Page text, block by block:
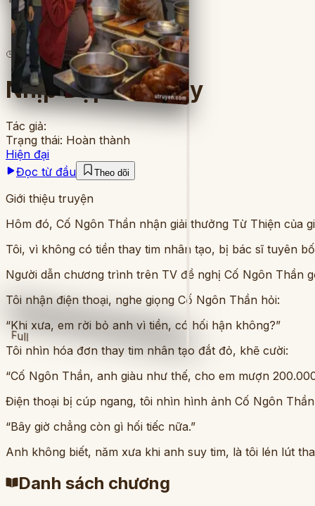
Full
lượt đọc 4chương
Nhịp Đập Thứ Bảy
Tác giả:
Trạng thái: Hoàn thành
Hiện đại
Đọc từ đầu
Theo dõi
Giới thiệu truyện
Hôm đó, Cố Ngôn Thần nhận giải thưởng Từ Thiện của
Tôi, vì không có tiền thay tim nhân tạo, bị bác sĩ tuyên
Người dẫn chương trình trên TV đề nghị Cố Ngôn Thần
Tôi nhận điện thoại, nghe giọng Cố Ngôn Thần hỏi:
“Khi xưa, em rời bỏ anh vì tiền, có hối hận không?”
Tôi nhìn hóa đơn thay tim nhân tạo đắt đỏ, khẽ cười:
“Cố Ngôn Thần, anh giàu như thế, cho em mượn
Điện thoại bị cúp ngang, tôi nhìn hình ảnh Cố Ngôn
“Bây giờ chẳng còn gì hối tiếc nữa.”
Anh không biết, năm xưa khi anh suy tim, là tôi lén lút
Danh sách chương